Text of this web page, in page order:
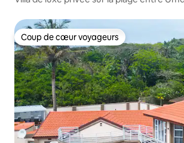
Coup de cœur voyageurs
Coup de cœur voyageurs